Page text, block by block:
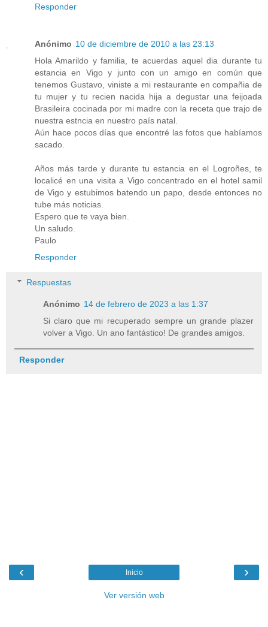
Responder
Anónimo 10 de diciembre de 2010 a las 23:13
Hola Amarildo y familia, te acuerdas aquel dia durante tu
estancia en Vigo y junto con un amigo en común que
tenemos Gustavo, viniste a mi restaurante en compañia de
tu mujer y tu recien nacida hija a degustar una feijoada
Brasileira cocinada por mi madre con la receta que trajo de
nuestra estncia en nuestro país natal.
Aún hace pocos días que encontré las fotos que habíamos
sacado.
Años más tarde y durante tu estancia en el Logroñes, te
localicé en una visita a Vigo concentrado en el hotel samil
de Vigo y estubimos batendo un papo, desde entonces no
tube más noticias.
Espero que te vaya bien.
Un saludo.
Paulo
Responder
Respuestas
Anónimo 14 de febrero de 2023 a las 1:37
Si claro que mi recuperado sempre un grande plazer
volver a Vigo. Un ano fantástico! De grandes amigos.
Responder
‹ ›
Inicio
Ver versión web